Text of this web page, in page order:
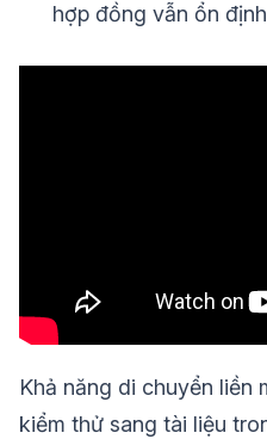
hợp đồng vẫn ổn định
Khả năng di chuyển liền
kiểm thử sang tài liệu